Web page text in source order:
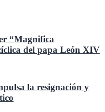
“Magnifica
del papa León XIV
la resignación y